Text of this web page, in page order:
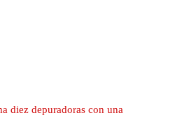
diez depuradoras con una